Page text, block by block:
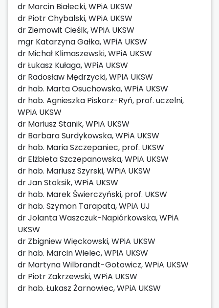
dr Marcin Białecki, WPiA UKSW
dr Piotr Chybalski, WPiA UKSW
dr Ziemowit Cieślk, WPiA UKSW
mgr Katarzyna Gałka, WPiA UKSW
dr Michał Klimaszewski, WPiA UKSW
dr Łukasz Kułaga, WPiA UKSW
dr Radosław Mędrzycki, WPiA UKSW
dr hab. Marta Osuchowska, WPiA UKSW
dr hab. Agnieszka Piskorz-Ryń, prof. uczelni,
WPiA UKSW
dr Mariusz Stanik, WPiA UKSW
dr Barbara Surdykowska, WPiA UKSW
dr hab. Maria Szczepaniec, prof. UKSW
dr Elżbieta Szczepanowska, WPiA UKSW
dr hab. Mariusz Szyrski, WPiA UKSW
dr Jan Stoksik, WPiA UKSW
dr hab. Marek Świerczyński, prof. UKSW
dr hab. Szymon Tarapata, WPiA UJ
dr Jolanta Waszczuk-Napiórkowska, WPiA
UKSW
dr Zbigniew Więckowski, WPiA UKSW
dr hab. Marcin Wielec, WPiA UKSW
dr Martyna Wilbrandt-Gotowicz, WPiA UKSW
dr Piotr Zakrzewski, WPiA UKSW
dr hab. Łukasz Żarnowiec, WPiA UKSW